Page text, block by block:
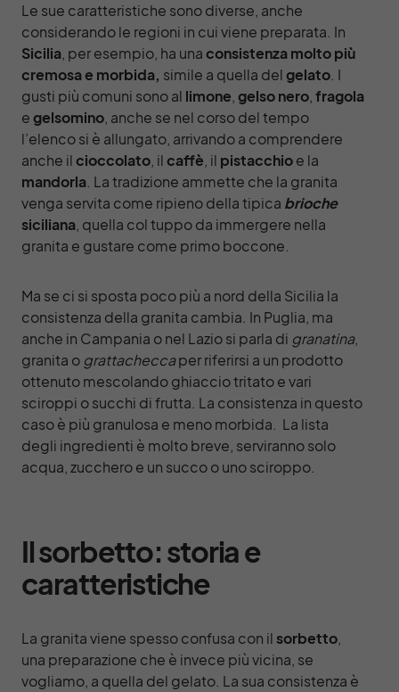
Le sue caratteristiche sono diverse, anche
considerando le regioni in cui viene preparata. In
Sicilia , per esempio, ha unaconsistenza molto più
cremosa e morbida, simile a quella delgelato . I
gusti più comuni sono al limone gelso nero fragola
egelsomino , anche se nel corso del tempo
l’elenco si è allungato, arrivando a comprendere
anche ilcioccolato , ilcaffè , il pistacchioe la
mandorla . La tradizione ammette che la granita
venga servita come ripieno della tipica brioche
siciliana , quella col tuppo da immergere nella
granita e gustare come primo boccone.
Ma se ci si sposta poco più a nord della Sicilia la
consistenza della granita cambia. In Puglia, ma
anche in Campania o nel Lazio si parla di granatina,
granita o grattacheccaper riferirsi a un prodotto
ottenuto mescolando ghiaccio tritato e vari
sciroppi o succhi di frutta. La consistenza in questo
caso è più granulosa e meno morbida. La lista
degli ingredienti è molto breve, serviranno solo
acqua, zucchero e un succo o uno sciroppo.
Ilsorbetto: storia e
caratteristiche
La granita viene spesso confusa con ilsorbetto
una preparazione che è invece più vicina, se
vogliamo, a quella del gelato. La sua consistenza è